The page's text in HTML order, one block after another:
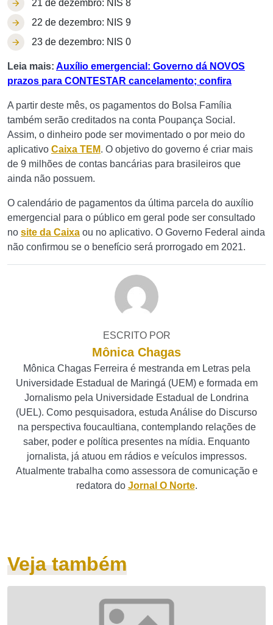
21 de dezembro: NIS 8
22 de dezembro: NIS 9
23 de dezembro: NIS 0
Leia mais: Auxílio emergencial: Governo dá NOVOS
prazos para CONTESTAR cancelamento; confira
A partir deste mês, os pagamentos do Bolsa Família
também serão creditados na conta Poupança Social.
Assim, o dinheiro pode ser movimentado o por meio do
aplicativo Caixa TEM. O objetivo do governo é criar mais
de 9 milhões de contas bancárias para brasileiros que
ainda não possuem.
O calendário de pagamentos da última parcela do auxílio
emergencial para o público em geral pode ser consultado
no site da Caixa ou no aplicativo. O Governo Federal ainda
não confirmou se o benefício será prorrogado em 2021.
ESCRITO POR
Mônica Chagas
Mônica Chagas Ferreira é mestranda em Letras pela
Universidade Estadual de Maringá (UEM) e formada em
Jornalismo pela Universidade Estadual de Londrina
(UEL). Como pesquisadora, estuda Análise do Discurso
na perspectiva foucaultiana, contemplando relações de
saber, poder e política presentes na mídia. Enquanto
jornalista, já atuou em rádios e veículos impressos.
Atualmente trabalha como assessora de comunicação e
redatora do Jornal O Norte.
Veja também